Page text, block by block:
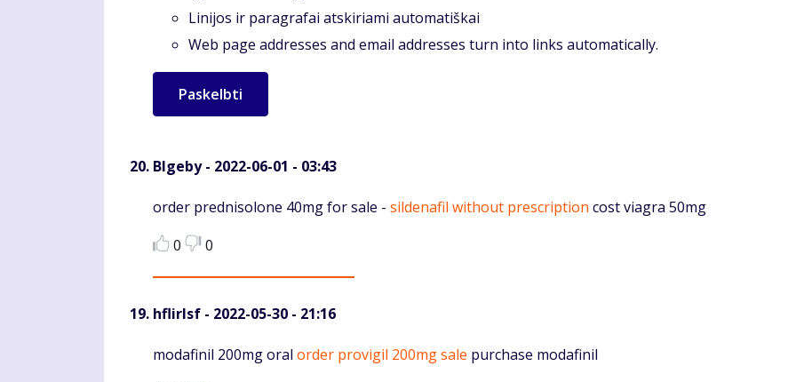
Linijos ir paragrafai atskiriami automatiškai
Web page addresses and email addresses turn into links automatically.
Blgeby- 2022-06-01 - 03:43
Komentaras
order prednisolone 40mg for sale - sildenafil without prescription cost viagra 50mg
0
0
hflirlsf - 2022-05-30 - 21:16
Komentaras
modafinil 200mg oral order provigil 200mg sale purchase modafinil